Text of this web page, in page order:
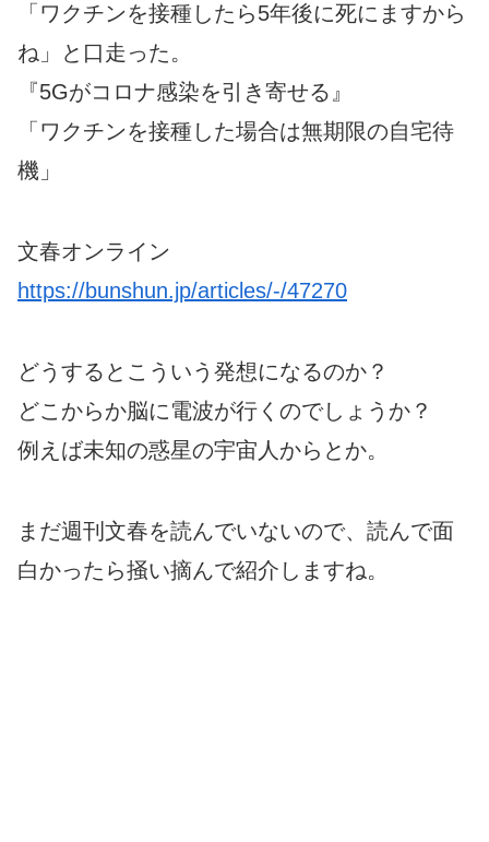
「ワクチンを接種したら5年後に死にますから
ね」と口走った。
『5Gがコロナ感染を引き寄せる』
「ワクチンを接種した場合は無期限の自宅待
機」
文春オンライン
https://bunshun.jp/articles/-/47270
どうするとこういう発想になるのか？
どこからか脳に電波が行くのでしょうか？
例えば未知の惑星の宇宙人からとか。
まだ週刊文春を読んでいないので、読んで面
白かったら掻い摘んで紹介しますね。